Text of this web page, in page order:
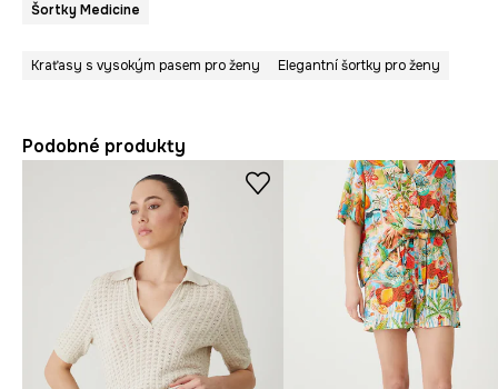
Šortky Medicine
Kraťasy s vysokým pasem pro ženy Elegantní šortky pro ženy
Podobné produkty